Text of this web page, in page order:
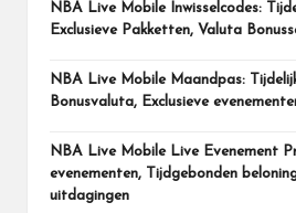
NBA Live Mobile Inwisselcodes:
Exclusieve Pakketten, Valuta
NBA Live Mobile Maandpas:
Bonusvaluta, Exclusieve
NBA Live Mobile Live Evenement
evenementen, Tijdgebonden
uitdagingen